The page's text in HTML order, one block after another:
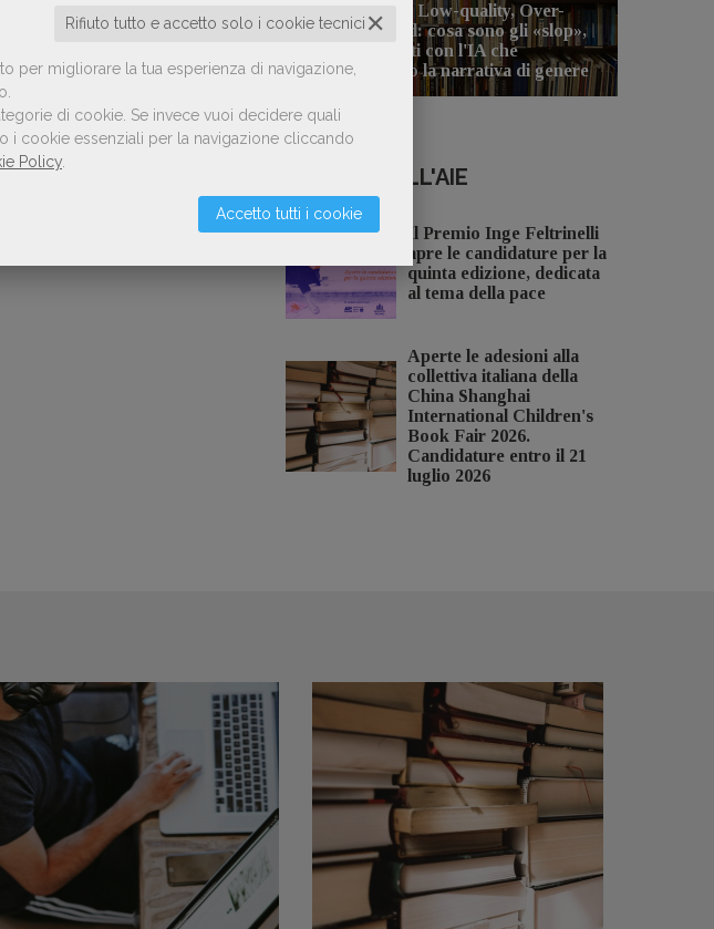
✕
Rifiuto tutto e accetto solo i cookie tecnici
per migliorare la tua esperienza di navigazione,
di cookie. Se invece vuoi decidere quali
i cookie essenziali per la navigazione cliccando
Policy
Accetto tutti i cookie
Spammy, Low-quality, Over-
Produced: cosa sono gli «slop»,
libri scritti con l'IA che
inquinano la narrativa di genere
NOTIZIE DALL'AIE
Il Premio Inge Feltrinelli
apre le candidature per la
quinta edizione, dedicata
al tema della pace
Aperte le adesioni alla
collettiva italiana della
China Shanghai
International Children's
Book Fair 2026.
Candidature entro il 21
luglio 2026